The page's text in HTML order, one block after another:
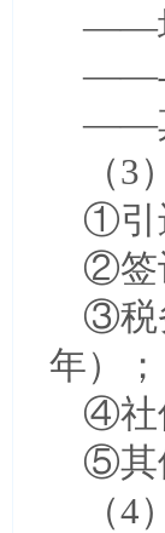
——
——
——
（
①引
②签
③税
年）；
④社
⑤其
（